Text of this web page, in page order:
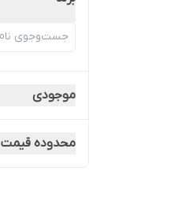
موجودی
محدوده قیمت